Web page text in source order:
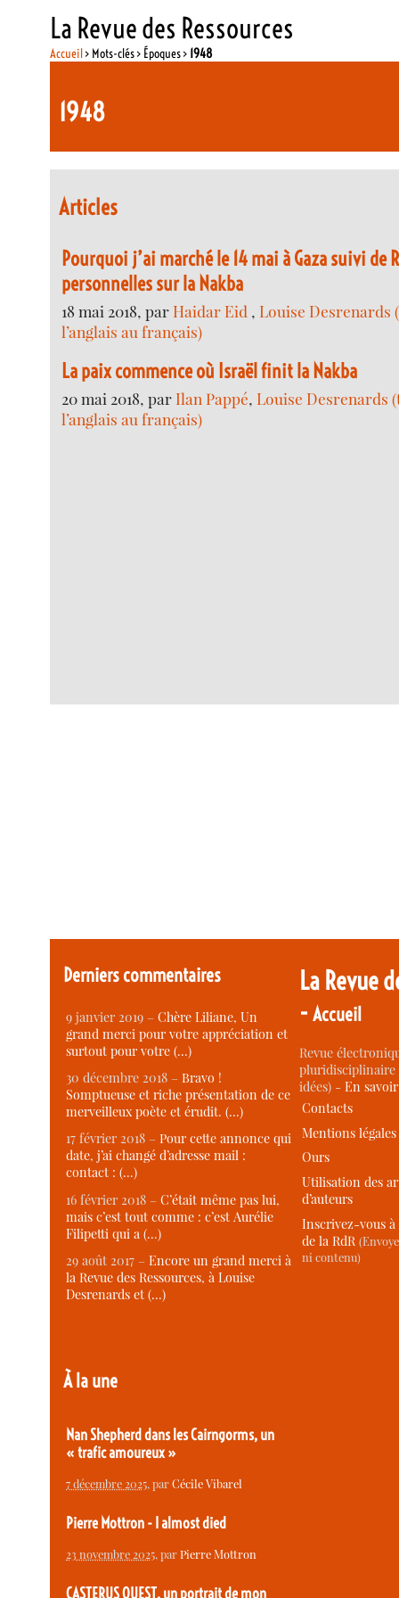
La Revue des Ressources
Accueil> Mots-clés > Époques > 1948
1948
Articles
Pourquoi j’ai marché le 14 mai à Gaza suivi de
personnelles sur la Nakba
18 mai 2018, parHaidar Eid ,Louise Desrenards
l’anglais au français)
La paix commence où Israël finit la Nakba
20 mai 2018, parIlan Pappé,Louise Desrenards
l’anglais au français)
Derniers commentaires
9 janvier 2019 –Chère Liliane, Un
grand merci pour votre appréciation et
surtout pour votre (…)
30 décembre 2018 –Bravo !
Somptueuse et riche présentation de ce
merveilleux poète et érudit. (…)
17 février 2018 –Pour cette annonce qui
date, j’ai changé d’adresse mail :
contact : (…)
16 février 2018 –C’était même pas lui,
mais c’est tout comme : c’est Aurélie
Filipetti qui a (…)
29 août 2017 –Encore un grand merci à
la Revue des Ressources, à Louise
Desrenards et (…)
À la une
Nan Shepherd dans les Cairngorms, un
« trafic amoureux »
7 décembre 2025, parCécile Vibarel
Pierre Mottron - I almost died
23 novembre 2025, parPierre Mottron
CASTERUS OUEST, un portrait de mon
La Revue
-Accueil
Revue
idées) -En
Contacts
Mentions légales
Ours
Utilisation des
d’auteurs
Inscrivez-vous
de la RdR
ni contenu)